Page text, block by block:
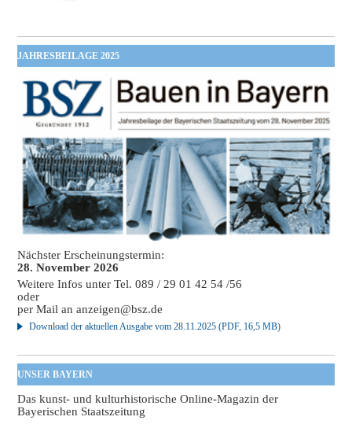
JAHRESBEILAGE 2025
Nächster Erscheinungstermin:
28. November 2026
Weitere Infos unter Tel. 089 / 29 01 42 54 /56
oder
per Mail ananzeigen@bsz.de
Download der aktuellen Ausgabe vom 28.11.2025 (PDF, 16,5 MB)
UNSER BAYERN
Das kunst- und kulturhistorische Online-Magazin der
Bayerischen Staatszeitung